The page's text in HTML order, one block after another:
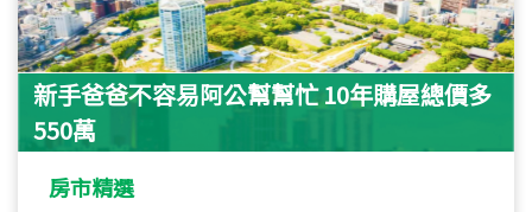
新手爸爸不容易阿公幫幫忙 10年購屋總價多
550萬
房市精選